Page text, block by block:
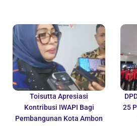
Toisutta Apresiasi
Kontribusi IWAPI Bagi
Pembangunan Kota Ambon
25